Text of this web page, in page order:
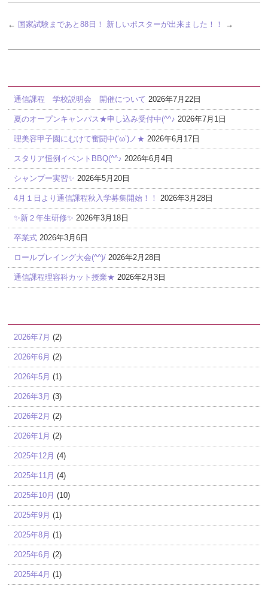
← 国家試験まであと88日！ 新しいポスターが出来ました！！ →
通信課程 学校説明会 開催について 2026年7月22日
夏のオープンキャンパス★申し込み受付中(^^♪ 2026年7月1日
理美容甲子園にむけて奮闘中(‘ω’)ノ★ 2026年6月17日
スタリア恒例イベントBBQ(^^♪ 2026年6月4日
シャンプー実習✨ 2026年5月20日
4月１日より通信課程秋入学募集開始！！ 2026年3月28日
✨新２年生研修✨ 2026年3月18日
卒業式 2026年3月6日
ロールプレイング大会(^^)/ 2026年2月28日
通信課程理容科カット授業★ 2026年2月3日
2026年7月 (2)
2026年6月 (2)
2026年5月 (1)
2026年3月 (3)
2026年2月 (2)
2026年1月 (2)
2025年12月 (4)
2025年11月 (4)
2025年10月 (10)
2025年9月 (1)
2025年8月 (1)
2025年6月 (2)
2025年4月 (1)